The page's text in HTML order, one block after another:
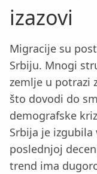
izazovi
Migracije su
Srbiju. Mnogi
zemlje u potrazi
što dovodi do
demografske
Srbija je izgubila
poslednjoj
trend ima